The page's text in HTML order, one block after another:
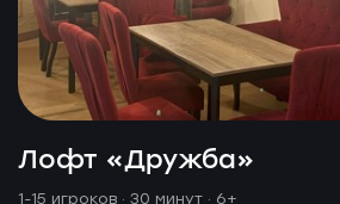
Лофт «Дружба»
1-15 игроков · 30 минут · 6+